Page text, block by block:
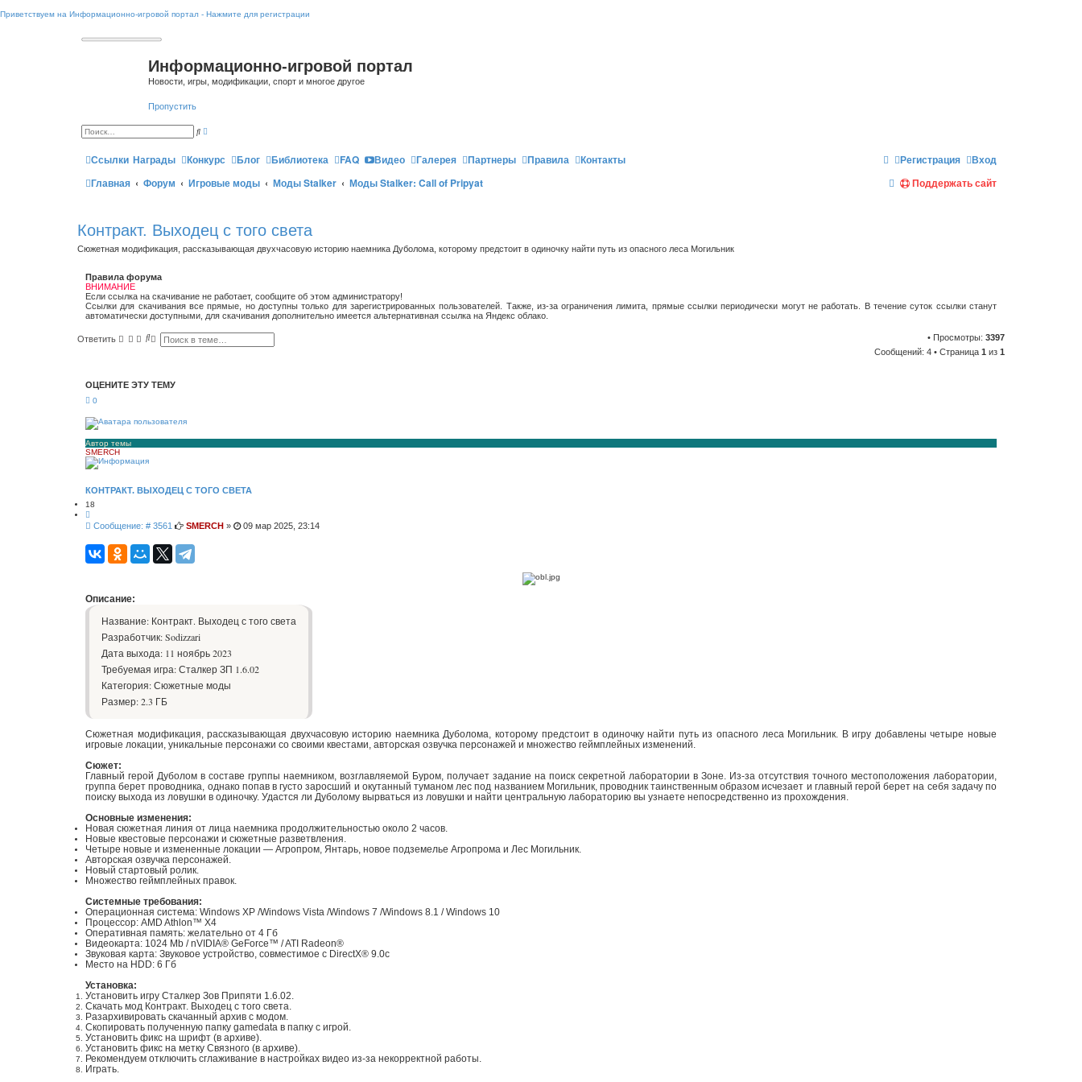
Приветствуем на Информационно-игровой портал - Нажмите для регистрации
Информационно-игровой портал
Новости, игры, модификации, спорт и многое другое
Пропустить
П
с
к и
е
п
о
с
Ссылки Награды Конкурс Блог Библиотека FAQ Видео Галерея Партнеры Правила Контакты Вход
Регистрация
Главная
Форум Игровые моды Моды Stalker Моды Stalker: Call of Pripyat Поддержать сайт
П
Контракт. Выходец с того света
Сюжетная модификация, рассказывающая двухчасовую историю наемника Дуболома, которому предстоит в одиночку найти путь из опасного леса Могильник
Правила форума
ВНИМАНИЕ
Если ссылка на скачивание не работает, сообщите об этом администратору!
Ссылки для скачивания все прямые, но доступны только для зарегистрированных пользователей. Также, из-за ограничения лимита, прямые ссылки периодически могут не работать. В течение суток ссылки станут
автоматически доступными, для скачивания дополнительно имеется альтернативная ссылка на Яндекс облако.
Ответить • Просмотры: 3397
П Р
р
ы
Сообщений: 4 • Страница 1 из 1
ОЦЕНИТЕ ЭТУ ТЕМУ
0
Автор темы
SMERCH
КОНТРАКТ. ВЫХОДЕЦ С ТОГО СВЕТА
18
и
т
а
Сообщение: # 3561 С
о
SMERCH » 09 мар 2025, 23:14
Описание:
Название: Контракт. Выходец с того света
Разработчик: Sodizzari
Дата выхода: 11 ноябрь 2023
Требуемая игра: Сталкер ЗП 1.6.02
Категория: Сюжетные моды
Размер: 2.3 ГБ
Сюжетная модификация, рассказывающая двухчасовую историю наемника Дуболома, которому предстоит в одиночку найти путь из опасного леса Могильник. В игру добавлены четыре новые
игровые локации, уникальные персонажи со своими квестами, авторская озвучка персонажей и множество геймплейных изменений.
Сюжет:
Главный герой Дуболом в составе группы наемником, возглавляемой Буром, получает задание на поиск секретной лаборатории в Зоне. Из-за отсутствия точного местоположения лаборатории,
группа берет проводника, однако попав в густо заросший и окутанный туманом лес под названием Могильник, проводник таинственным образом исчезает и главный герой берет на себя задачу по
поиску выхода из ловушки в одиночку. Удастся ли Дуболому вырваться из ловушки и найти центральную лабораторию вы узнаете непосредственно из прохождения.
Основные изменения:
Новая сюжетная линия от лица наемника продолжительностью около 2 часов.
Новые квестовые персонажи и сюжетные разветвления.
Четыре новые и измененные локации — Агропром, Янтарь, новое подземелье Агропрома и Лес Могильник.
Авторская озвучка персонажей.
Новый стартовый ролик.
Множество геймплейных правок.
Системные требования:
Операционная система: Windows XP /Windows Vista /Windows 7 /Windows 8.1 / Windows 10
Процессор: AMD Athlon™ X4
Оперативная память: желательно от 4 Гб
Видеокарта: 1024 Mb / nVIDIA® GeForce™ / ATI Radeon®
Звуковая карта: Звуковое устройство, совместимое с DirectX® 9.0с
Место на HDD: 6 Гб
Установка:
Установить игру Сталкер Зов Припяти 1.6.02.
Скачать мод Контракт. Выходец с того света.
Разархивировать скачанный архив с модом.
Скопировать полученную папку gamedata в папку с игрой.
Установить фикс на шрифт (в архиве).
Установить фикс на метку Связного (в архиве).
Рекомендуем отключить сглаживание в настройках видео из-за некорректной работы.
Играть.